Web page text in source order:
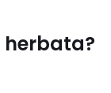
herbata?